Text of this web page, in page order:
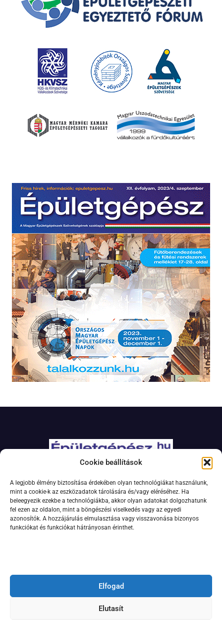
Cookie beállítások
A legjobb élmény biztosítása érdekében olyan technológiákat használunk,
mint a cookie-k az eszközadatok tárolására és/vagy eléréséhez. Ha
beleegyezik ezekbe a technológiákba, akkor olyan adatokat dolgozhatunk
fel ezen az oldalon, mint a böngészési viselkedés vagy az egyedi
azonosítók. A hozzájárulás elmulasztása vagy visszavonása bizonyos
funkciókat és funkciókat hátrányosan érinthet.
Elfogad
Elutasít
Adatkezelési szabályzat
Jogi nyilatkozat
Kapcsolat
Impresszum